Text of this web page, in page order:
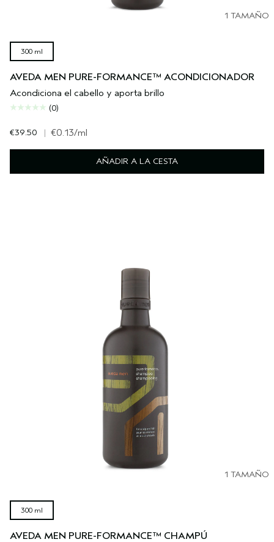
1 TAMAÑO
300 ml
AVEDA MEN PURE-FORMANCE™ ACONDICIONADOR
Acondiciona el cabello y aporta brillo
(0)
€39.50 | €0.13/ml
AÑADIR A LA CESTA
1 TAMAÑO
300 ml
AVEDA MEN PURE-FORMANCE™ CHAMPÚ